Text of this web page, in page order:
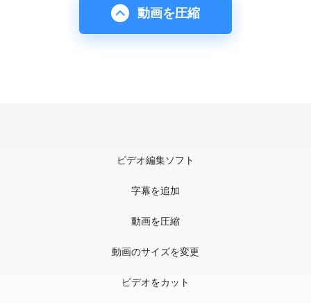
動画を圧縮
ビデオ編集ソフト
字幕を追加
動画を圧縮
動画のサイズを変更
ビデオをカット